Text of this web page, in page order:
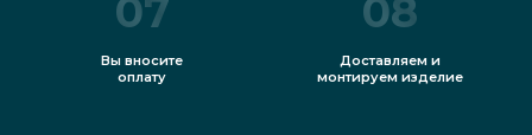
07
Вы вносите
оплату
08
Доставляем и
монтируем изделие